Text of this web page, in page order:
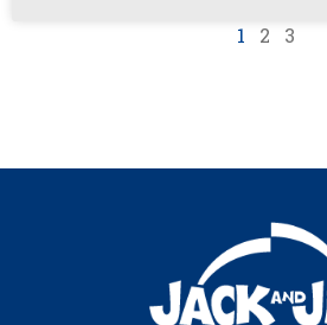
1 2 3